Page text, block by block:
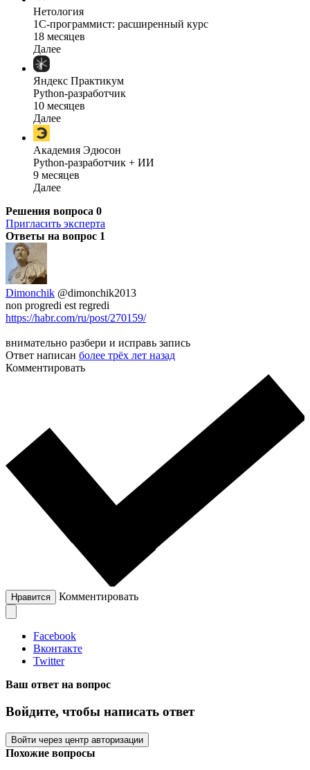
Нетология
1C-программист: расширенный курс
18 месяцев
Далее
Яндекс Практикум
Python-разработчик
10 месяцев
Далее
Академия Эдюсон
Python-разработчик + ИИ
9 месяцев
Далее
Решения вопроса 0
Пригласить эксперта
Ответы на вопрос 1
Dimonchik @dimonchik2013
non progredi est regredi
https://habr.com/ru/post/270159/
внимательно разбери и исправь запись
Ответ написан более трёх лет назад
Комментировать
Нравится Комментировать
Facebook
Вконтакте
Twitter
Ваш ответ на вопрос
Войдите, чтобы написать ответ
Войти через центр авторизации
Похожие вопросы